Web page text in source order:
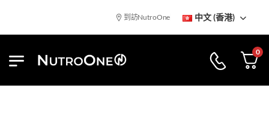
到訪NutroOne陳列室 免基本運費
中文 (香港)
0